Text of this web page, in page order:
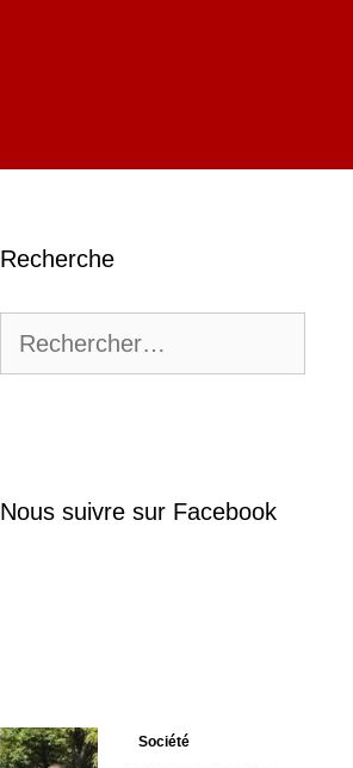
Recherche
Nous suivre sur Facebook
Société